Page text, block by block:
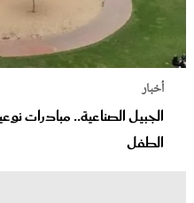
أخبار
الجبيل الصناعية.. مبادرات
الطفل